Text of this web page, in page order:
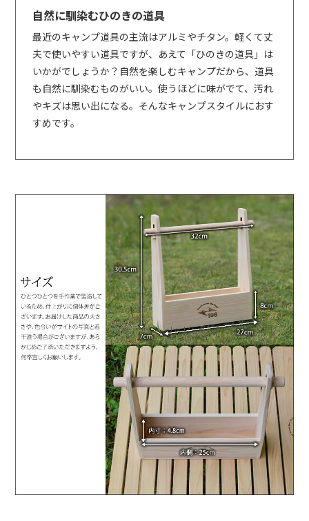
自然に馴染むひのきの道具
最近のキャンプ道具の主流はアルミやチタン。軽くて丈
夫で使いやすい道具ですが、あえて「ひのきの道具」は
いかがでしょうか？自然を楽しむキャンプだから、道具
も自然に馴染むものがいい。使うほどに味がでて、汚れ
やキズは思い出になる。そんなキャンプスタイルにおす
すめです。